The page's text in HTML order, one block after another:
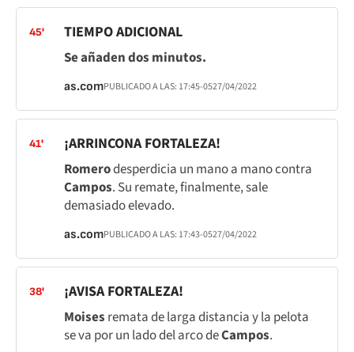
45' TIEMPO ADICIONAL
Se añaden dos minutos.
as.comPUBLICADO A LAS: 17:45-0527/04/2022
41' ¡ARRINCONA FORTALEZA!
Romerodesperdicia un mano a mano contra
Campos. Su remate, finalmente, sale
demasiado elevado.
as.comPUBLICADO A LAS: 17:43-0527/04/2022
38' ¡AVISA FORTALEZA!
Moises remata de larga distancia y la pelota
se va por un lado del arco deCampos.